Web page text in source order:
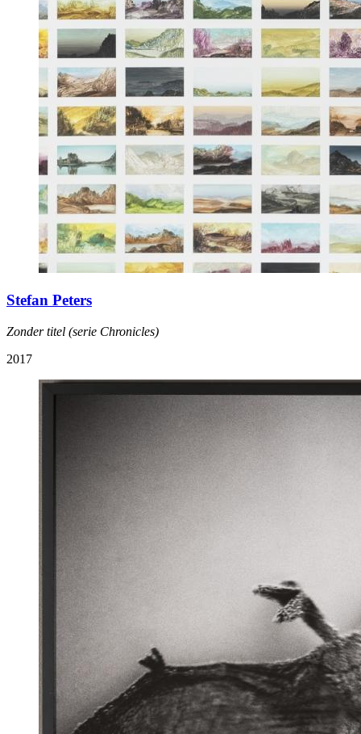
Stefan Peters
Zonder titel (serie Chronicles)
2017